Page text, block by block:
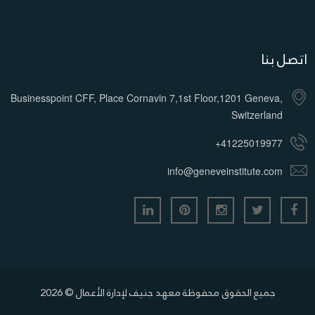
اتصل بنا
Businesspoint CFF, Place Cornavin 7,1st Floor,1201 Geneva,
Switzerland
+41225019977
info@geneveinstitute.com
جميع الحقوق محفوظة معهد جنيف لإدارة الأعمال © 2026